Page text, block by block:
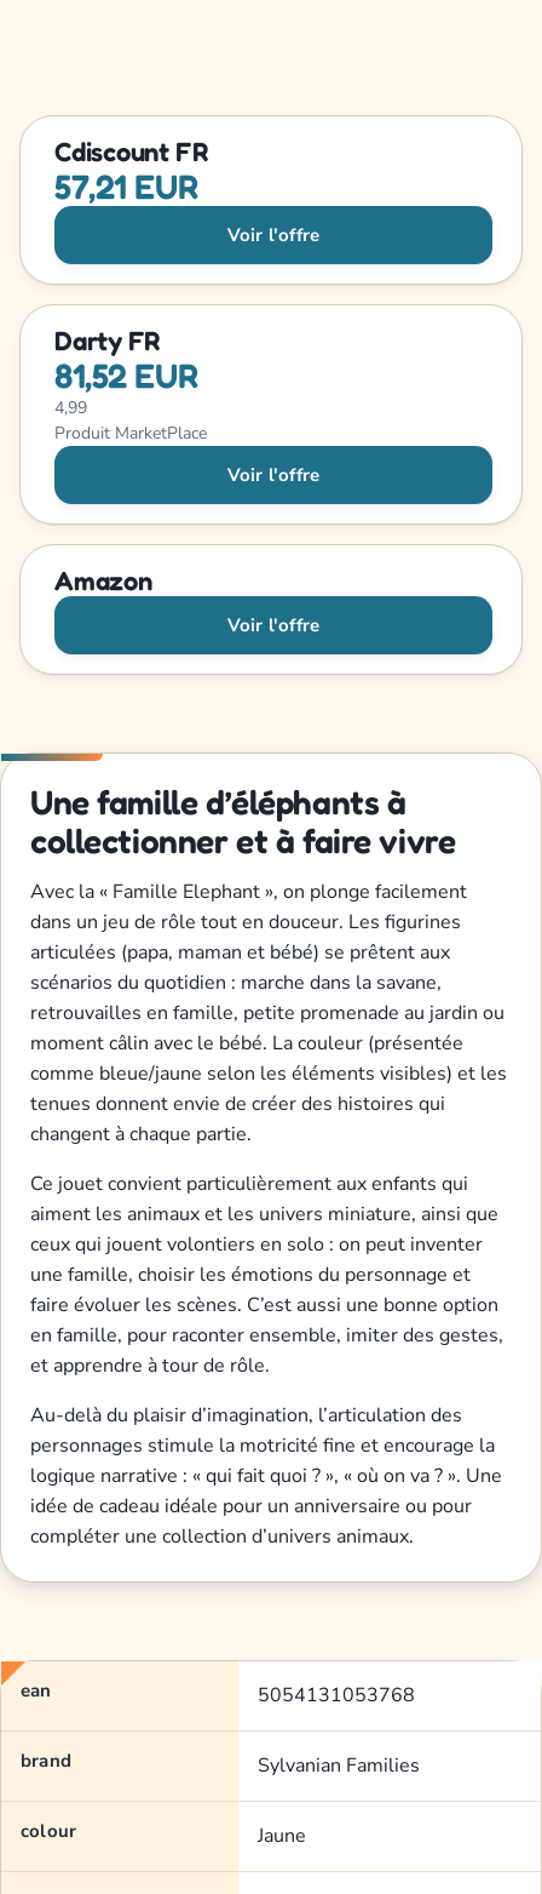
Cdiscount FR
57,21 EUR
Voir l'offre
Darty FR
81,52 EUR
4,99
Produit MarketPlace
Voir l'offre
Amazon
Voir l'offre
Une famille d’éléphants à
collectionner et à faire vivre
Avec la « Famille Elephant », on plonge facilement
dans un jeu de rôle tout en douceur. Les figurines
articulées (papa, maman et bébé) se prêtent aux
scénarios du quotidien : marche dans la savane,
retrouvailles en famille, petite promenade au jardin ou
moment câlin avec le bébé. La couleur (présentée
comme bleue/jaune selon les éléments visibles) et les
tenues donnent envie de créer des histoires qui
changent à chaque partie.
Ce jouet convient particulièrement aux enfants qui
aiment les animaux et les univers miniature, ainsi que
ceux qui jouent volontiers en solo : on peut inventer
une famille, choisir les émotions du personnage et
faire évoluer les scènes. C’est aussi une bonne option
en famille, pour raconter ensemble, imiter des gestes,
et apprendre à tour de rôle.
Au-delà du plaisir d’imagination, l’articulation des
personnages stimule la motricité fine et encourage la
logique narrative : « qui fait quoi ? », « où on va ? ». Une
idée de cadeau idéale pour un anniversaire ou pour
compléter une collection d’univers animaux.
ean 5054131053768
brand Sylvanian Families
colour Jaune